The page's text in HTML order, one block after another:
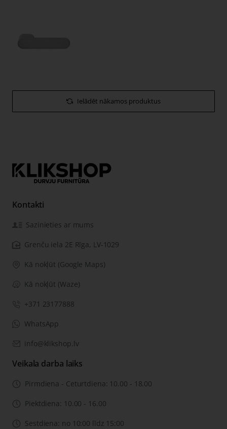
Ielādēt nākamos produktus
Kontakti
Sazinieties ar mums
Grenču iela 2E Rīga, LV-1029
Kā nokļūt (Google Maps)
Kā nokļūt (Waze)
+371 23177888
WhatsApp
info@klikshop.lv
Veikala darba laiks
Pirmdiena - Ceturtdiena: 10.00 - 18.00
Piektdiena: 10.00 - 16.00
Sestdiena: no 10:00 līdz 15:00